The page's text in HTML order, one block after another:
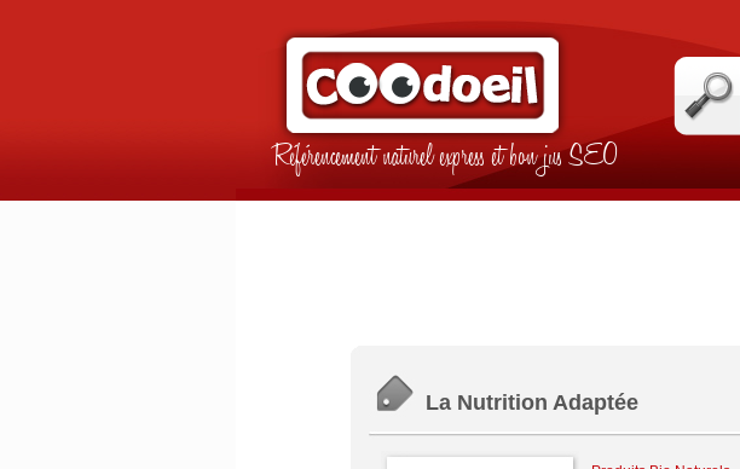
Référencement naturel express et bon jus SEO
La Nutrition Adaptée